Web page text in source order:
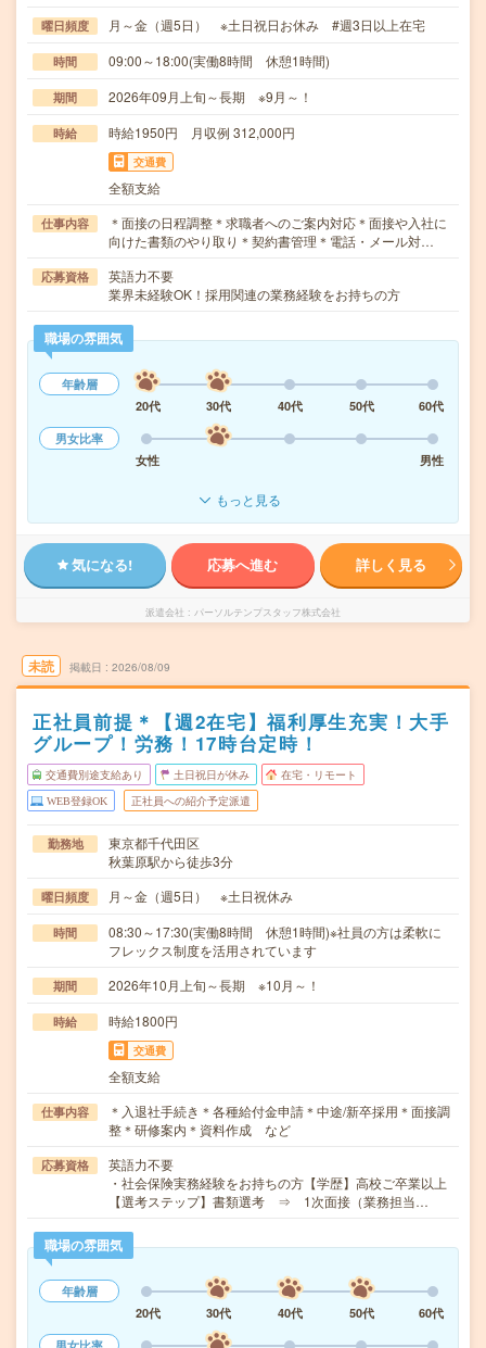
曜日頻度 月～金（週5日） ※土日祝日お休み #週3日以上在宅
時間 09:00～18:00(実働8時間 休憩1時間)
期間 2026年09月上旬～長期 ※9月～！
時給 時給1950円 月収例 312,000円
交通費
全額支給
仕事内容
＊面接の日程調整＊求職者へのご案内対応＊面接や入社に
向けた書類のやり取り＊契約書管理＊電話・メール対…
応募資格
英語力不要
業界未経験OK！採用関連の業務経験をお持ちの方
職場の雰囲気
年齢層
20代
30代 40代 50代
60代
男女比率
女性
男性
もっと見る
気になる! 応募へ進む 詳しく見る
派遣会社 パーソルテンプスタッフ株式会社
未読 掲載日 2026/08/09
正社員前提＊【週2在宅】福利厚生充実！大手
グループ！労務！17時台定時！
交通費別途支給あり 土日祝日が休み 在宅・リモート
WEB登録OK 正社員への紹介予定派遣
勤務地
東京都千代田区
秋葉原駅から徒歩3分
曜日頻度 月～金（週5日） ※土日祝休み
時間
08:30～17:30(実働8時間 休憩1時間)※社員の方は柔軟に
フレックス制度を活用されています
期間 2026年10月上旬～長期 ※10月～！
時給 時給1800円
交通費
全額支給
仕事内容
＊入退社手続き＊各種給付金申請＊中途/新卒採用＊面接調
整＊研修案内＊資料作成 など
応募資格
英語力不要
・社会保険実務経験をお持ちの方【学歴】高校ご卒業以上
【選考ステップ】書類選考 ⇒ 1次面接（業務担当…
職場の雰囲気
年齢層
20代
30代 40代 50代
60代